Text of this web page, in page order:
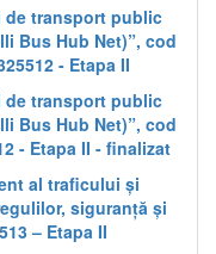
de transport public
Bus Hub Net)”, cod
- Etapa II
de transport public
Bus Hub Net)”, cod
- Etapa II - finalizat
al traficului și
siguranță și
– Etapa II